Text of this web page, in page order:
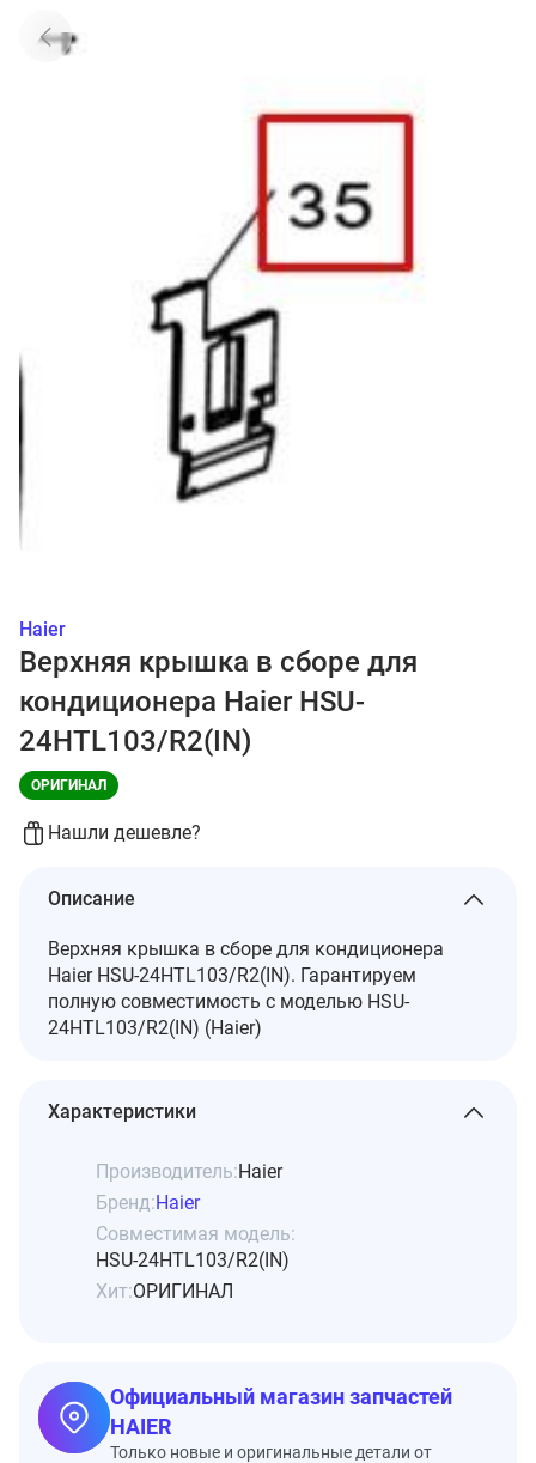
Haier
Верхняя крышка в сборе для
кондиционера Haier HSU-
24HTL103/R2(IN)
ОРИГИНАЛ
Нашли дешевле?
Описание
Верхняя крышка в сборе для кондиционера
Haier HSU-24HTL103/R2(IN). Гарантируем
полную совместимость с моделью HSU-
24HTL103/R2(IN) (Haier)
Характеристики
Производитель:Haier
Бренд:Haier
Совместимая модель:
HSU-24HTL103/R2(IN)
Хит:ОРИГИНАЛ
Официальный магазин запчастей
HAIER
Только новые и оригинальные детали от